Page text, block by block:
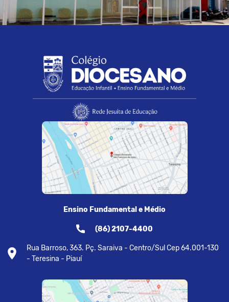
Ensino Fundamental e Médio
(86) 2107-4400
Rua Barroso, 363. Pç. Saraiva - Centro/Sul Cep 64.001-130
- Teresina - Piauí